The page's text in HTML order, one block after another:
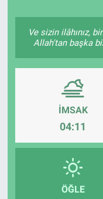
Ve sizin ilâhınız,
Allah'tan başka
İMSAK
04:11
ÖĞLE
Kütahya
Genel